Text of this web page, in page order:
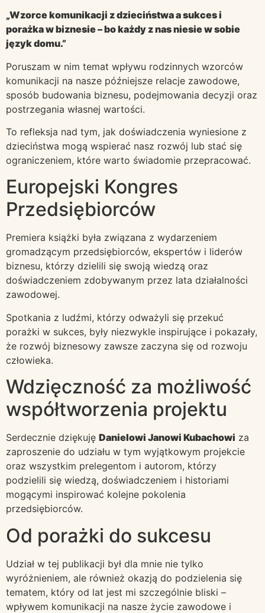
„Wzorce komunikacji z dzieciństwa a sukces i
porażka w biznesie – bo każdy z nas niesie w sobie
język domu.”
Poruszam w nim temat wpływu rodzinnych wzorców
komunikacji na nasze późniejsze relacje zawodowe,
sposób budowania biznesu, podejmowania decyzji oraz
postrzegania własnej wartości.
To refleksja nad tym, jak doświadczenia wyniesione z
dzieciństwa mogą wspierać nasz rozwój lub stać się
ograniczeniem, które warto świadomie przepracować.
Europejski Kongres
Przedsiębiorców
Premiera książki była związana z wydarzeniem
gromadzącym przedsiębiorców, ekspertów i liderów
biznesu, którzy dzielili się swoją wiedzą oraz
doświadczeniem zdobywanym przez lata działalności
zawodowej.
Spotkania z ludźmi, którzy odważyli się przekuć
porażki w sukces, były niezwykle inspirujące i pokazały,
że rozwój biznesowy zawsze zaczyna się od rozwoju
człowieka.
Wdzięczność za możliwość
współtworzenia projektu
Serdecznie dziękuję Danielowi Janowi Kubachowi za
zaproszenie do udziału w tym wyjątkowym projekcie
oraz wszystkim prelegentom i autorom, którzy
podzielili się wiedzą, doświadczeniem i historiami
mogącymi inspirować kolejne pokolenia
przedsiębiorców.
Od porażki do sukcesu
Udział w tej publikacji był dla mnie nie tylko
wyróżnieniem, ale również okazją do podzielenia się
tematem, który od lat jest mi szczególnie bliski –
wpływem komunikacji na nasze życie zawodowe i